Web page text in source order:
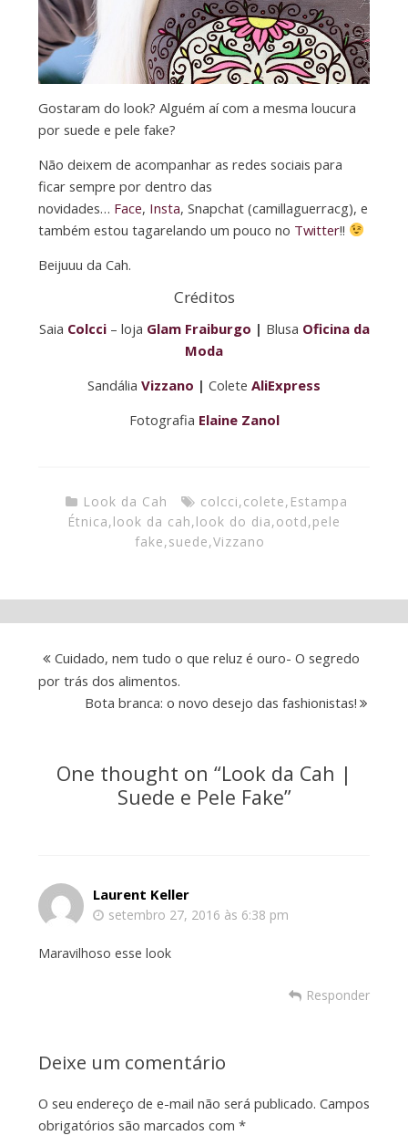
Gostaram do look? Alguém aí com a mesma loucura
por suede e pele fake?
Não deixem de acompanhar as redes sociais para
ficar sempre por dentro das
novidades… Face, Insta, Snapchat (camillaguerracg), e
também estou tagarelando um pouco no Twitter!!
Beijuuu da Cah.
Créditos
Saia Colcci– loja Glam Fraiburgo | Blusa Oficina da
Moda
Sandália Vizzano | Colete AliExpress
Fotografia Elaine Zanol
Look da Cah colcci,colete, Estampa
Étnica,look da cah,look do dia,ootd,pele
fake,suede,Vizzano
Cuidado, nem tudo o que reluz é ouro- O segredo
por trás dos alimentos.
Bota branca: o novo desejo das fashionistas!
One thought on “Look da Cah |
Suede e Pele Fake”
Laurent Keller
setembro 27, 2016 às 6:38 pm
Maravilhoso esse look
Responder
Deixe um comentário
O seu endereço de e-mail não será publicado. Campos
obrigatórios são marcados com *